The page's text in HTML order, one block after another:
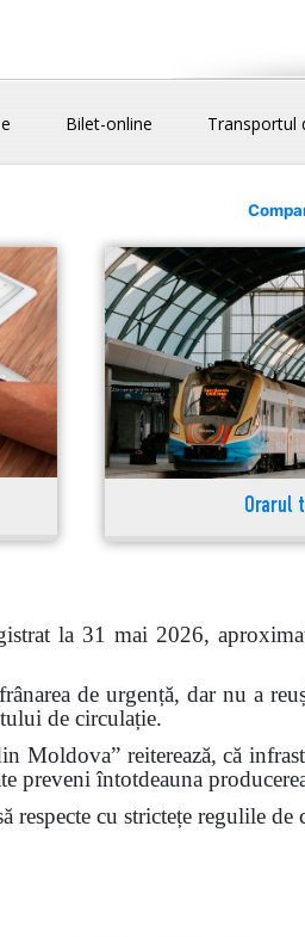
Bilet-online Transportul
Orarul
la 31 mai 2026,
de urgență, dar nu a
de circulație.
Moldova” reiterează, că
preveni întotdeauna
cu strictețe regulile de